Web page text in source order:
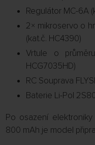
Regulátor MC-6A
2× mikroservo o
(kat.č. HC4390)
Vrtule o
HCG7035HD)
RC Souprava
Baterie Li-Pol
Po osazení
800 mAh je model